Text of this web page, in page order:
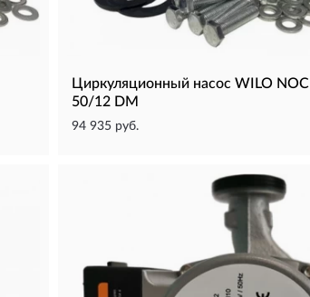
Циркуляционный насос WILO NOC
50/12 DM
94 935 руб.